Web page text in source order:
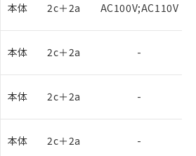
本体 2c＋2a AC100V;AC110V
本体 2c＋2a -
本体 2c＋2a -
本体 2c＋2a -
読みいただき、同意のうえ
。
は、当社制御機器事業取扱
社在庫状況および標準価格
供させていただくもので
機器事業取扱商品の中には、
の対象外となる商品もある